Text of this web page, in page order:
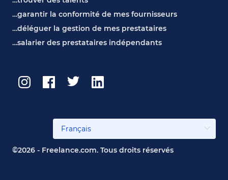
…garantir la conformité de mes fournisseurs
…déléguer la gestion de mes prestataires
…salarier des prestataires indépendants
©2026 - Freelance.com. Tous droits réservés